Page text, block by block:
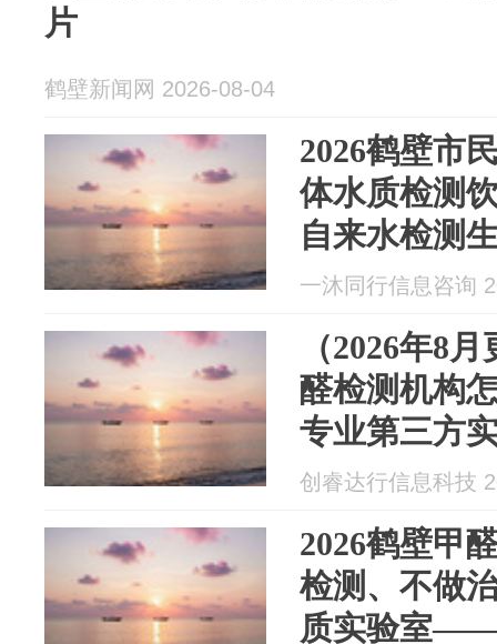
片
鹤壁新闻网 2026-08-04
2026鹤壁市
体水质检测
自来水检测
三方实地测
一沐同行信息咨询
（2026年8
醛检测机构
专业第三方
检测及公共
创睿达行信息科技
2026鹤壁甲
检测、不做
质实验室——